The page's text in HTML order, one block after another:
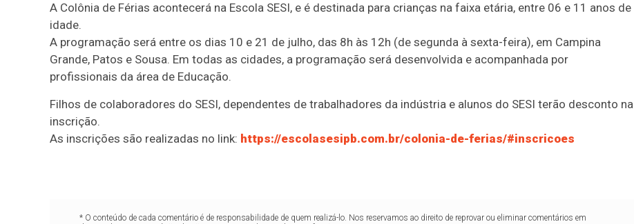
A Colônia de Férias acontecerá na Escola SESI, e é destinada para crianças na faixa etária, entre 06 e 11 anos de
idade.
A programação será entre os dias 10 e 21 de julho, das 8h às 12h (de segunda à sexta-feira), em Campina
Grande, Patos e Sousa. Em todas as cidades, a programação será desenvolvida e acompanhada por
profissionais da área de Educação.
Filhos de colaboradores do SESI, dependentes de trabalhadores da indústria e alunos do SESI terão desconto na
inscrição.
As inscrições são realizadas no link: https://escolasesipb.com.br/colonia-de-ferias/#inscricoes
* O conteúdo de cada comentário é de responsabilidade de quem realizá-lo. Nos reservamos ao direito de reprovar ou eliminar comentários em